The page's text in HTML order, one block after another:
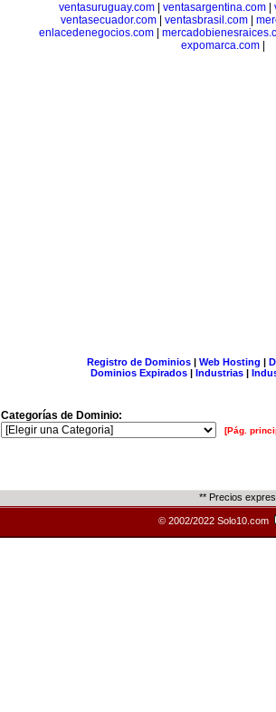
ventasuruguay.com| ventasargentina.com|
ventasecuador.com| ventasbrasil.com|
enlacedenegocios.com|
expomarca.com|
Registro de Dominios| Web Hosting |
Dominios Expirados | Industrias |
Categorías de Dominio:
[Pág.
** Precios
© 2002/2022 Solo10.com